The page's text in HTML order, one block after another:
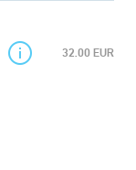
32.00 EUR